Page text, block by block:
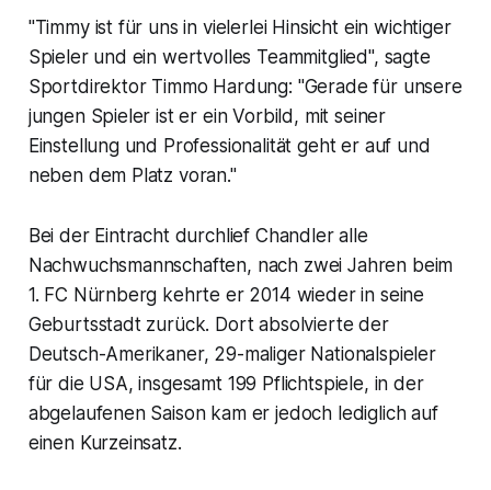
"Timmy ist für uns in vielerlei Hinsicht ein wichtiger
Spieler und ein wertvolles Teammitglied", sagte
Sportdirektor Timmo Hardung: "Gerade für unsere
jungen Spieler ist er ein Vorbild, mit seiner
Einstellung und Professionalität geht er auf und
neben dem Platz voran."
Bei der Eintracht durchlief Chandler alle
Nachwuchsmannschaften, nach zwei Jahren beim
1. FC Nürnberg kehrte er 2014 wieder in seine
Geburtsstadt zurück. Dort absolvierte der
Deutsch-Amerikaner, 29-maliger Nationalspieler
für die USA, insgesamt 199 Pflichtspiele, in der
abgelaufenen Saison kam er jedoch lediglich auf
einen Kurzeinsatz.